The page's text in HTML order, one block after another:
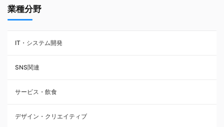
業種分野
IT・システム開発
SNS関連
サービス・飲食
デザイン・クリエイティブ